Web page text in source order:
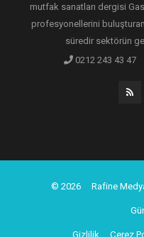
mutfak sanatları dergisi
profesyonellerini
süredir sektörün
0212 243 43 47
© 2026 Rafine
Gizlilik Çerez